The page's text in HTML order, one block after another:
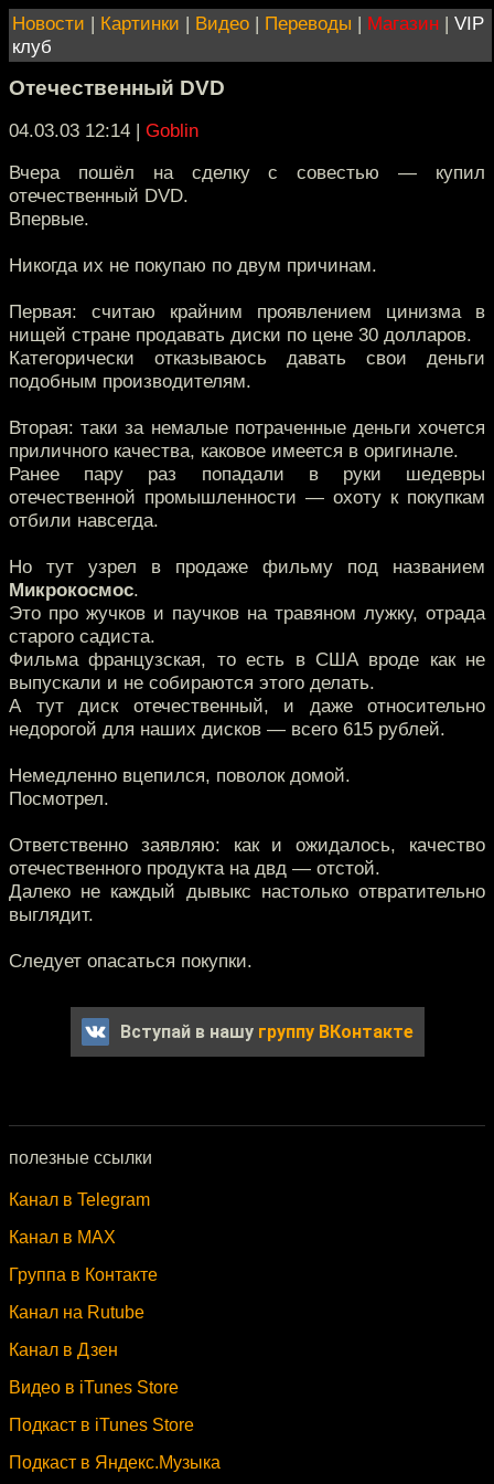
Новости | Картинки | Видео | Переводы | Магазин | VIP
клуб
Отечественный DVD
04.03.03 12:14 | Goblin
Вчера пошёл на сделку с совестью — купил
отечественный DVD.
Впервые.
Никогда их не покупаю по двум причинам.
Первая: считаю крайним проявлением цинизма в
нищей стране продавать диски по цене 30 долларов.
Категорически отказываюсь давать свои деньги
подобным производителям.
Вторая: таки за немалые потраченные деньги хочется
приличного качества, каковое имеется в оригинале.
Ранее пару раз попадали в руки шедевры
отечественной промышленности — охоту к покупкам
отбили навсегда.
Но тут узрел в продаже фильму под названием
Микрокосмос.
Это про жучков и паучков на травяном лужку, отрада
старого садиста.
Фильма французская, то есть в США вроде как не
выпускали и не собираются этого делать.
А тут диск отечественный, и даже относительно
недорогой для наших дисков — всего 615 рублей.
Немедленно вцепился, поволок домой.
Посмотрел.
Ответственно заявляю: как и ожидалось, качество
отечественного продукта на двд — отстой.
Далеко не каждый дывыкс настолько отвратительно
выглядит.
Следует опасаться покупки.
Вступай в нашу группу ВКонтакте
полезные ссылки
Канал в Telegram
Канал в MAX
Группа в Контакте
Канал на Rutube
Канал в Дзен
Видео в iTunes Store
Подкаст в iTunes Store
Подкаст в Яндекс.Музыка